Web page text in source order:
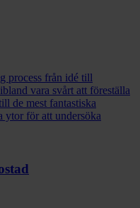
process från idé till
vara svårt att föreställa
de mest fantastiska
ytor för att undersöka